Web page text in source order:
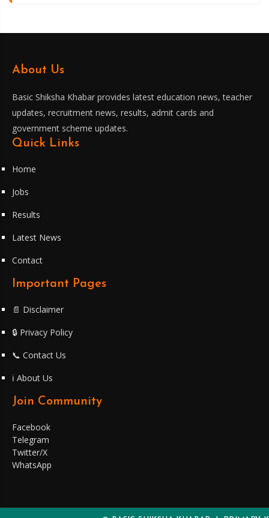
About Us
Basic Shiksha Khabar provides latest education news, teacher
updates, recruitment news, results, admit cards and
government scheme updates.
Quick Links
Home
Jobs
Results
Latest News
Contact
Important Pages
📄 Disclaimer
🔒 Privacy Policy
📞 Contact Us
ℹ️ About Us
Join Community
Facebook
Telegram
Twitter/X
WhatsApp